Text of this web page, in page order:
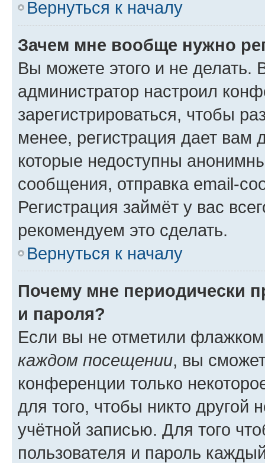
Вернуться к началу
Зачем мне вообще нужно
Вы можете этого и не делать.
администратор настроил
зарегистрироваться, чтобы
менее, регистрация дает вам
которые недоступны
сообщения, отправка email-
Регистрация займёт у вас
рекомендуем это сделать.
Вернуться к началу
Почему мне периодически
и пароля?
Если вы не отметили
каждом посещении, вы
конференции только
для того, чтобы никто другой
учётной записью. Для того
пользователя и пароль